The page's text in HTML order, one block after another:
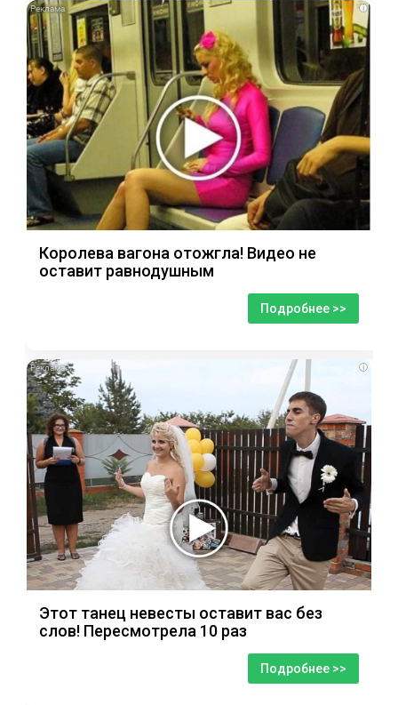
i
Королева вагона отожгла! Видео не
оставит равнодушным
Подробнее >>
i
Этот танец невесты оставит вас без
слов! Пересмотрела 10 раз
Подробнее >>